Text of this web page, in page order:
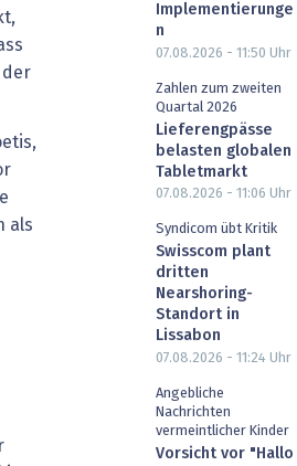
der
als
Implementierunge
n
07.08.2026 - 11:50 Uhr
Zahlen zum zweiten
Quartal 2026
Lieferengpässe
belasten globalen
Tabletmarkt
07.08.2026 - 11:06 Uhr
Syndicom übt Kritik
Swisscom plant
dritten
Nearshoring-
Standort in
Lissabon
07.08.2026 - 11:24 Uhr
Angebliche
Nachrichten
vermeintlicher Kinder
Vorsicht vor "Hallo